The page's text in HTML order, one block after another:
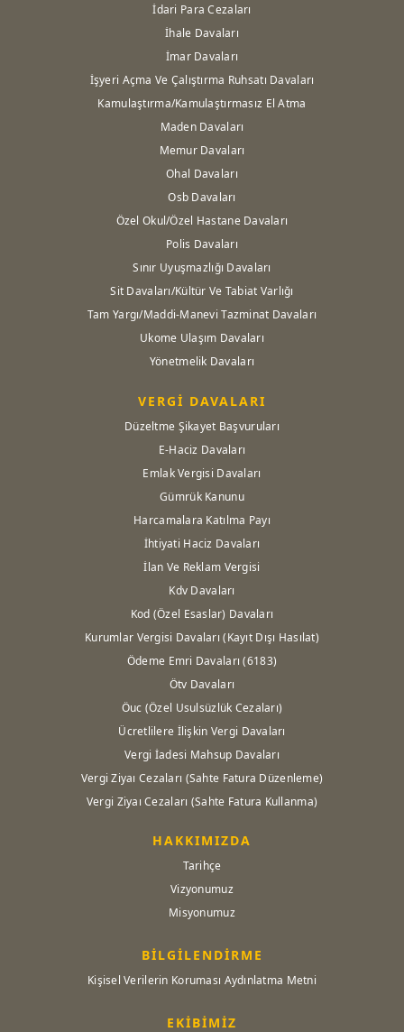
İdari Para Cezaları
İhale Davaları
İmar Davaları
İşyeri Açma Ve Çalıştırma Ruhsatı Davaları
Kamulaştırma/Kamulaştırmasız El Atma
Maden Davaları
Memur Davaları
Ohal Davaları
Osb Davaları
Özel Okul/Özel Hastane Davaları
Polis Davaları
Sınır Uyuşmazlığı Davaları
Sit Davaları/Kültür Ve Tabiat Varlığı
Tam Yargı/Maddi-Manevi Tazminat Davaları
Ukome Ulaşım Davaları
Yönetmelik Davaları
VERGİ DAVALARI
Düzeltme Şikayet Başvuruları
E-Haciz Davaları
Emlak Vergisi Davaları
Gümrük Kanunu
Harcamalara Katılma Payı
İhtiyati Haciz Davaları
İlan Ve Reklam Vergisi
Kdv Davaları
Kod (Özel Esaslar) Davaları
Kurumlar Vergisi Davaları (Kayıt Dışı Hasılat)
Ödeme Emri Davaları (6183)
Ötv Davaları
Öuc (Özel Usulsüzlük Cezaları)
Ücretlilere İlişkin Vergi Davaları
Vergi İadesi Mahsup Davaları
Vergi Ziyaı Cezaları (Sahte Fatura Düzenleme)
Vergi Ziyaı Cezaları (Sahte Fatura Kullanma)
HAKKIMIZDA
Tarihçe
Vizyonumuz
Misyonumuz
BİLGİLENDİRME
Kişisel Verilerin Koruması Aydınlatma Metni
EKİBİMİZ